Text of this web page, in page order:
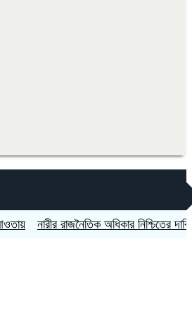
নারীর রাজনৈতিক অধিকার নিশ্চিতের দাবি